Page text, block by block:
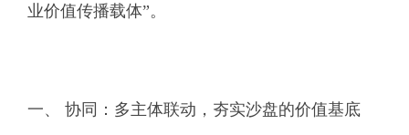
业价值传播载体”。
一、 协同：多主体联动，夯实沙盘的价值基底